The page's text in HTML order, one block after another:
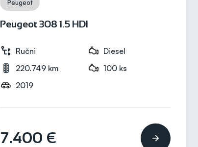
Peugeot
Peugeot 308 1.5 HDI
Ručni
Diesel
220.749 km
100 ks
2019
7.400 €